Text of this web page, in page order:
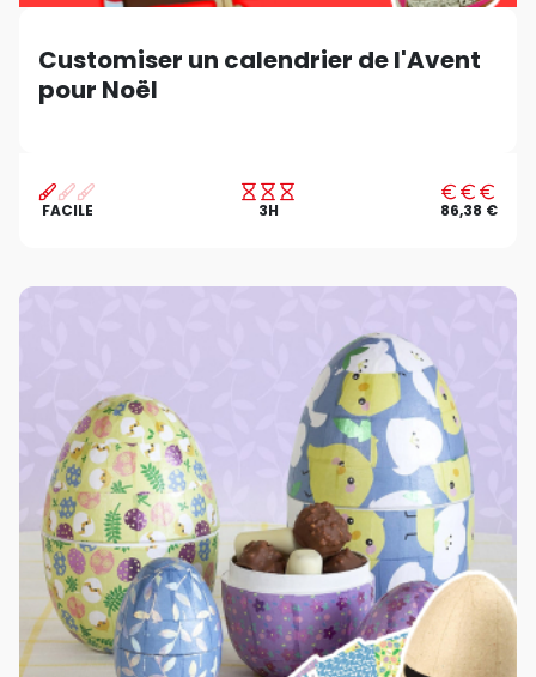
Customiser un calendrier de l'Avent
pour Noël
FACILE 3H 86,38 €